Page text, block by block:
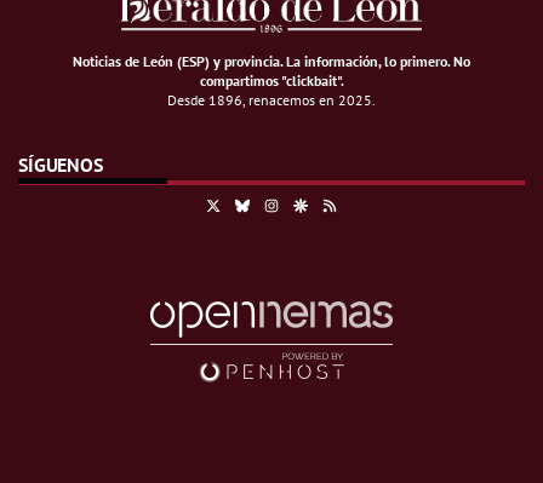
Noticias de León (ESP) y provincia. La información, lo primero.No
compartimos "clickbait".
Desde 1896, renacemos en 2025.
SÍGUENOS
BlueskyInstagramGoogle Discover